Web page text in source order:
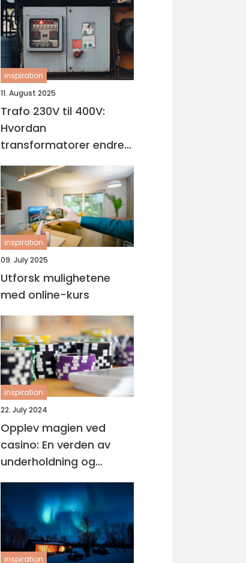
inspiration
11. August 2025
Trafo 230V til 400V:
Hvordan
transformatorer endrer
spenningen
inspiration
09. July 2025
Utforsk mulighetene
med online-kurs
inspiration
22. July 2024
Opplev magien ved
casino: En verden av
underholdning og
muligheter
inspiration